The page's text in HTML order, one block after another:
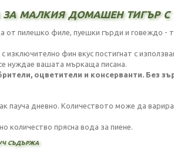
малкия домашен тигър с
от пилешко филе, пуешки гърди и говеждо -
изключително фин вкус постигнат с
нуждае вашата мъркаща писана.
оцветители и консерванти. Без
пауча дневно. Количеството може да
количество прясна вода за пиене.
съдържа